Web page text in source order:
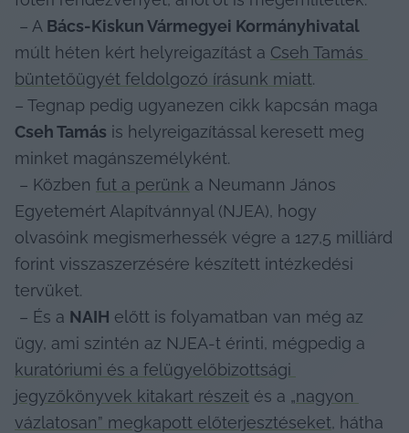
– A Bács-Kiskun Vármegyei Kormányhivatal
múlt héten kért helyreigazítást a Cseh Tamás
büntetőügyét feldolgozó írásunk miatt.
Cseh Tamás is helyreigazítással keresett meg
minket magánszemélyként.
– Közben fut a perünk a Neumann János
Egyetemért Alapítvánnyal (NJEA), hogy
olvasóink megismerhessék végre a 127,5 milliárd
forint visszaszerzésére készített intézkedési
tervüket.
– És a NAIH előtt is folyamatban van még az
kuratóriumi és a felügyelőbizottsági
jegyzőkönyvek kitakart részeit és a „nagyon
vázlatosan” megkapott előterjesztéseket, hátha